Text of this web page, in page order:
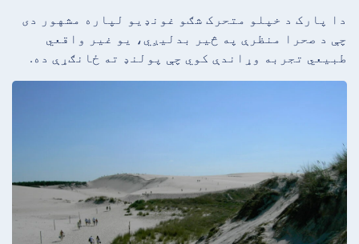
دا پارک د خپلو متحرک شګو غونډیو لپاره مشهور دی
چې د صحرا منظرې په څیر بدلیږي، یو غیر واقعي
طبیعي تجربه وړاندې کوي چې پولنډ ته ځانګړې ده.